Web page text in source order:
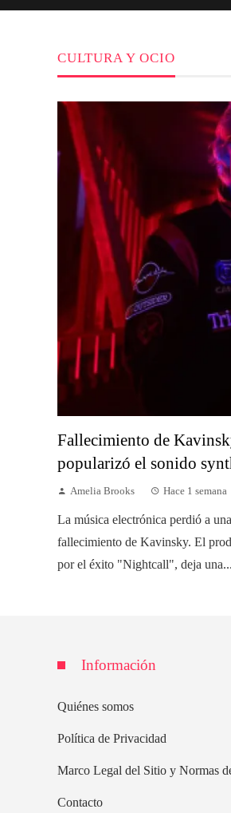
CULTURA Y OCIO
Fallecimiento de
popularizó el sonido
Amelia Brooks Hace 1 semana
La música electrónica perdió a
fallecimiento de Kavinsky. El
por el éxito "Nightcall", deja una...
Información
Quiénes somos
Política de Privacidad
Marco Legal del Sitio y Normas
Contacto